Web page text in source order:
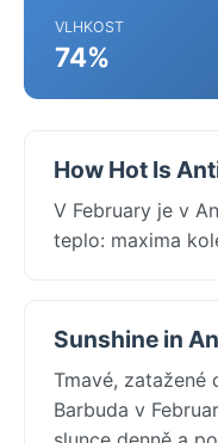
VLHKOST
74%
How Hot Is
V February je v
teplo: maxima
Sunshine in
Tmavé, zatažené
Barbuda v